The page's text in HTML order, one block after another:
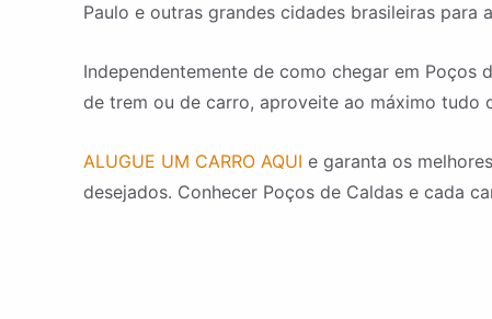
Paulo e outras grandes cidades brasileiras para
Independentemente de como chegar em Poços
de trem ou de carro, aproveite ao máximo tudo
ALUGUE UM CARRO AQUI e garanta os
desejados. Conhecer Poços de Caldas e cada